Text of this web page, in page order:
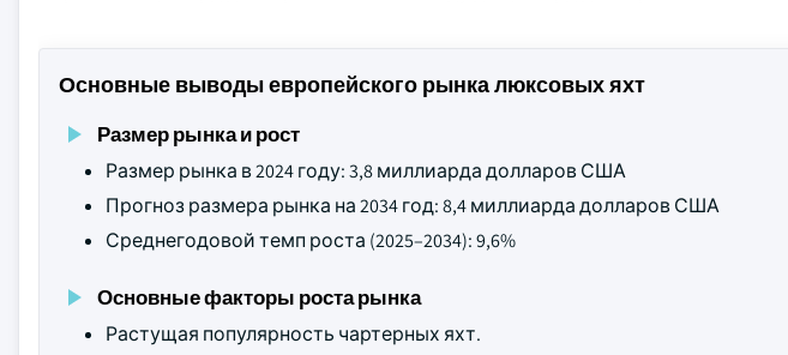
Основные выводы европейского рынка люксовых яхт
Размер рынка и рост
Размер рынка в 2024 году: 3,8 миллиарда долларов США
Прогноз размера рынка на 2034 год: 8,4 миллиарда долларов США
Среднегодовой темп роста (2025–2034): 9,6%
Основные факторы роста рынка
Растущая популярность чартерных яхт.